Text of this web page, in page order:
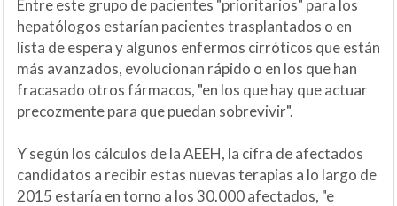
Entre este grupo de pacientes "prioritarios" para los
hepatólogos estarían pacientes trasplantados o en
lista de espera y algunos enfermos cirróticos que están
más avanzados, evolucionan rápido o en los que han
fracasado otros fármacos, "en los que hay que actuar
precozmente para que puedan sobrevivir".
Y según los cálculos de la AEEH, la cifra de afectados
candidatos a recibir estas nuevas terapias a lo largo de
2015 estaría en torno a los 30.000 afectados, "e